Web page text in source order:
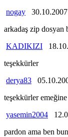
nogay
arkadaş zip
KADIKIZI
teşekkürler
derya83
teşekkürler emeğine
yasemin2004
pardon ama ben